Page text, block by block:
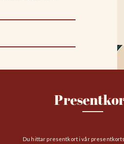
Du hittar presentkort i vår